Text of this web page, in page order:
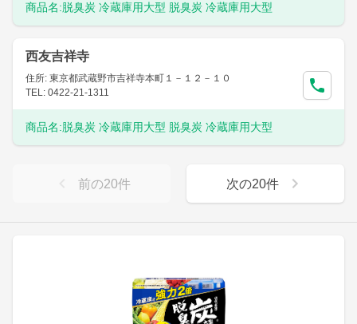
商品名:脱臭炭 冷蔵庫用大型 脱臭炭 冷蔵庫用大型
西友吉祥寺
住所: 東京都武蔵野市吉祥寺本町１－１２－１０
TEL: 0422-21-1311
商品名:脱臭炭 冷蔵庫用大型 脱臭炭 冷蔵庫用大型
前の20件 次の20件